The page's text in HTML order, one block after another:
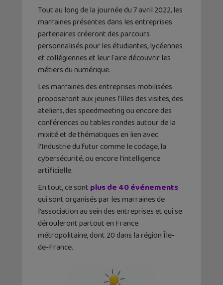
Tout au long de la journée du 7 avril 2022, les
marraines présentes dans les entreprises
partenaires créeront des parcours
personnalisés pour les étudiantes, lycéennes
et collégiennes et leur faire découvrir les
métiers du numérique.
Les marraines des entreprises mobilisées
proposeront aux jeunes filles des visites, des
ateliers, des speedmeeting ou encore des
conférences ou tables rondes autour de la
mixité et de thématiques en lien avec
l’Industrie du futur comme le codage, la
cybersécurité, ou encore l’intelligence
artificielle.
En tout, ce sont plus de 40 événements
qui sont organisés par les marraines de
l’association au sein des entreprises et qui se
dérouleront partout en France
métropolitaine, dont 20 dans la région Île-
de-France.